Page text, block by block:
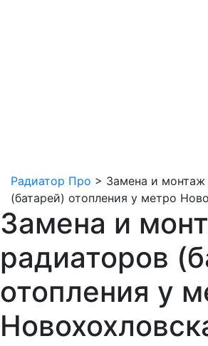
Радиатор Про > Замена и монтаж
(батарей) отопления у метро
Замена и
радиаторов
отопления у